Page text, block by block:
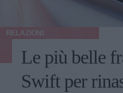
RELAZIONI
Le più belle
Swift per